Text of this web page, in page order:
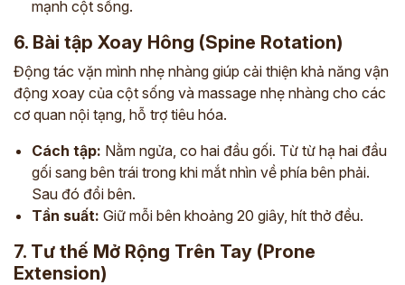
mạnh cột sống.
6. Bài tập Xoay Hông (Spine Rotation)
Động tác vặn mình nhẹ nhàng giúp cải thiện khả năng vận
động xoay của cột sống và massage nhẹ nhàng cho các
cơ quan nội tạng, hỗ trợ tiêu hóa.
Cách tập: Nằm ngửa, co hai đầu gối. Từ từ hạ hai đầu
gối sang bên trái trong khi mắt nhìn về phía bên phải.
Sau đó đổi bên.
Tần suất: Giữ mỗi bên khoảng 20 giây, hít thở đều.
7. Tư thế Mở Rộng Trên Tay (Prone
Extension)